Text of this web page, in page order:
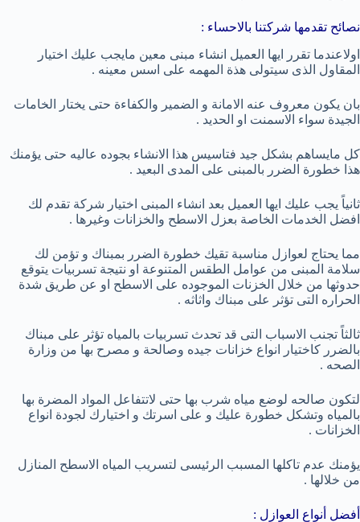
نصائح تقدمها شركتنا بالاحساء :
اولاعندما تقرر ايها العميل انشاء مبنى معين مايجب عليك اختيار
المقاول الذى سيتولى هذة المهمه على اسس معينه .
بان يكون معروف عنه الامانة و الضمير والكفاءة حتى يختار الخامات
الجيدة سواء الاسمنت او الحديد .
كل مايساهم بشكل جيد فتاسيس هذا الانشاء بجوده عاليه حتى يؤمنك
هذا خطورة الضرر بالمبنى على المدى البعيد .
ثانياً يجب عليك ايها العميل بعد انشاء المبنى اختيار شركة تقدم لك
افضل الخدمات الخاصة بعزل الاسطح والخزانات وغيرها .
مما يحتاج لعوازل مناسبة تقيك خطورة الضرر بمبناك و تؤمن لك
سلامة المبنى من عوامل الطقس المتنوعة او نتيجة تسربيات يتوقع
حدوثها من خلال الخزنات الموجوده على الاسطح او عن طريق شدة
الحراره التى تؤثر على مبناك واثاثه .
ثالثاً تجنب الاسباب التى قد تحدث تسربيات بالمياه تؤثر على مبناك
بالضرر كاختيار انواع خزانات جيده وصالحة و مصرح بها من وزارة
الصحه .
لتكون صالحه لوضع مياه شرب بها حتى لاتتفاعل المواد المضرة بها
بالمياه وتشكل خطورة عليك و على اسرتك و اختيارك لجودة انواع
الخزانات .
يؤمنك عدم تاكلها المسبب الرئيسى لتسريب المياه الاسطح المنازل
من خلالها .
أفضل أنواع العوازل :